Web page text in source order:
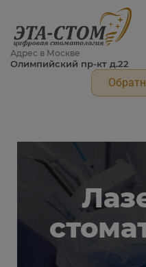
Адрес в Москве
Олимпийский пр-кт д.22